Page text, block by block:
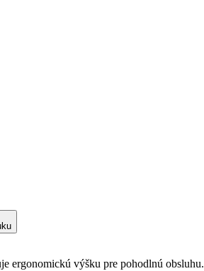
ergonomickú výšku pre pohodlnú obsluhu.